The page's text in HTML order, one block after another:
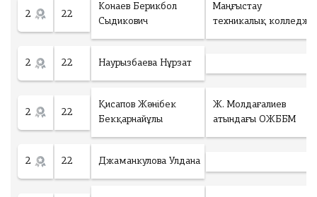
2 22
Конаев Берикбол
Сыдикович
Маңғыстау
техникалық колледжі
2 22 Наурызбаева Нұрзат
2 22
Қисапов Жәнібек
Бекқарнайұлы
Ж. Молдағалиев
атындағы ОЖББМ
2 22 Джаманкулова Улдана